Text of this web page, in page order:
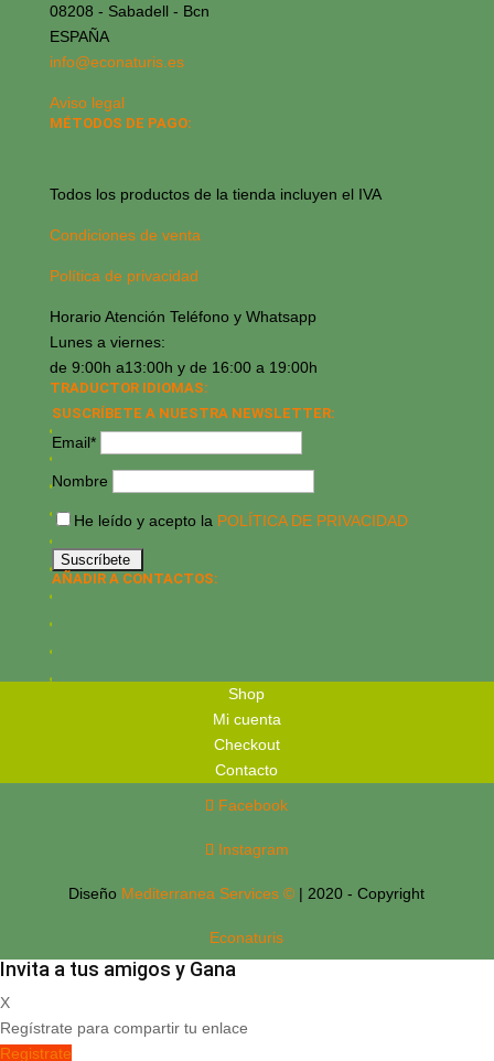
08208 - Sabadell - Bcn
ESPAÑA
info@econaturis.es
Aviso legal
MÉTODOS DE PAGO:
Todos los productos de la tienda incluyen el IVA
Condiciones de venta
Política de privacidad
Horario Atención Teléfono y Whatsapp
Lunes a viernes:
de 9:00h a13:00h y de 16:00 a 19:00h
TRADUCTOR IDIOMAS:
SUSCRÍBETE A NUESTRA NEWSLETTER:
Email*
Nombre
He leído y acepto la POLÍTICA DE PRIVACIDAD
AÑADIR A CONTACTOS:
Shop
Mi cuenta
Checkout
Contacto
Facebook
Instagram
Diseño Mediterranea Services © | 2020 - Copyright
Econaturis
Invita a tus amigos y Gana
X
Regístrate para compartir tu enlace
Registrate